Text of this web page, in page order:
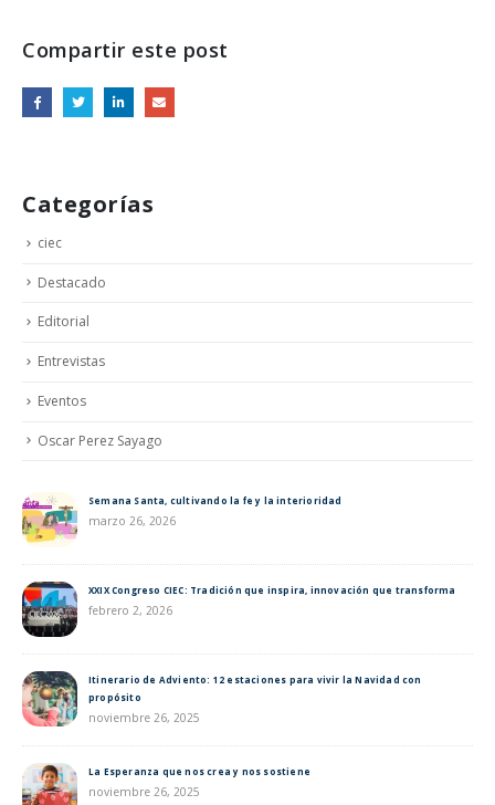
Compartir este post
Categorías
ciec
Destacado
Editorial
Entrevistas
Eventos
Oscar Perez Sayago
Semana Santa, cultivando la fe y la interioridad
marzo 26, 2026
XXIX Congreso CIEC: Tradición que inspira, innovación que transforma
febrero 2, 2026
Itinerario de Adviento: 12 estaciones para vivir la Navidad con
propósito
noviembre 26, 2025
La Esperanza que nos crea y nos sostiene
noviembre 26, 2025